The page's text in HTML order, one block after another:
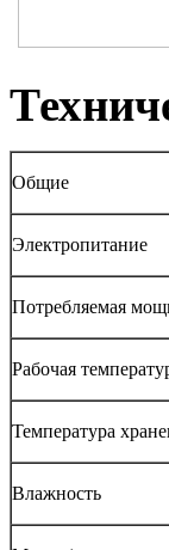
Общие
Электропитание
Потребляемая
Рабочая
Температура
Влажность